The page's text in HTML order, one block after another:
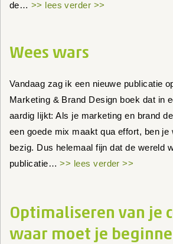
de… >> lees verder >>
Wees wars
Vandaag zag ik een nieuwe publicatie
Marketing & Brand Design boek dat in
aardig lijkt: Als je marketing en brand
een goede mix maakt qua effort, ben je
bezig. Dus helemaal fijn dat de wereld
publicatie…>> lees verder >>
Optimaliseren van je
waar moet je